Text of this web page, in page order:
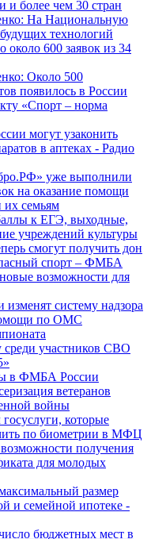
и более чем 30 стран
На Национальную
технологий
около 600 заявок из 34
Около 500
появилось в России
«Спорт – норма
могут узаконить
в аптеках - Радио
уже выполнили
на оказание помощи
семьям
к ЕГЭ, выходные,
учреждений культуры
смогут получить дон
спорт – ФМБА
возможности для
систему надзора
по ОМС
среди участников СВО
в ФМБА России
ветеранов
войны
которые
по биометрии в МФЦ
получения
для молодых
размер
и семейной ипотеке -
бюджетных мест в